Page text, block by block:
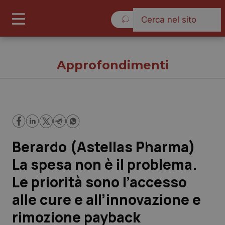
Cronache
Governo e Parlamento
Regioni e Asl
Lavoro e Professioni
Approfondimenti
Berardo (Astellas Pharma)
La spesa non è il problema.
Le priorità sono l’accesso
alle cure e all’innovazione e
rimozione payback